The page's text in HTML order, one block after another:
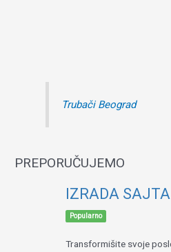
Trubači Beograd
PREPORUČUJEMO
IZRADA
Popularno
Transformišite svoje